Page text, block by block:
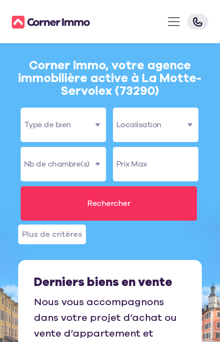
Corner Immo, votre agence
immobilière active à La Motte-
Servolex (73290)
Plus de critères
Derniers biens en vente
Nous vous accompagnons
dans votre projet d’achat ou
vente d’appartement et